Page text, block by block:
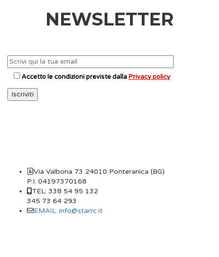
NEWSLETTER
Accetto le condizioni previste dallaPrivacy policy
Via Valbona 73 24010 Ponteranica (BG)
P.I. 04197370168
TEL: 338 54 95 132
345 73 64 293
EMAIL: info@starrc.it